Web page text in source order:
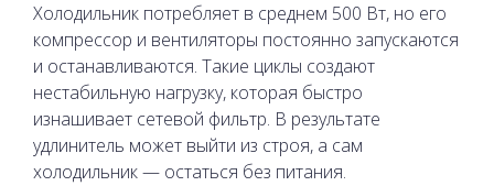
Холодильник потребляет в среднем 500 Вт, но его
компрессор и вентиляторы постоянно запускаются
и останавливаются. Такие циклы создают
нестабильную нагрузку, которая быстро
изнашивает сетевой фильтр. В результате
удлинитель может выйти из строя, а сам
холодильник — остаться без питания.